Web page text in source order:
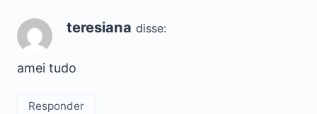
teresiana disse:
amei tudo
Responder